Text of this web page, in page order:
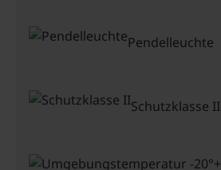
Pendelleuchte
Schutzklasse II